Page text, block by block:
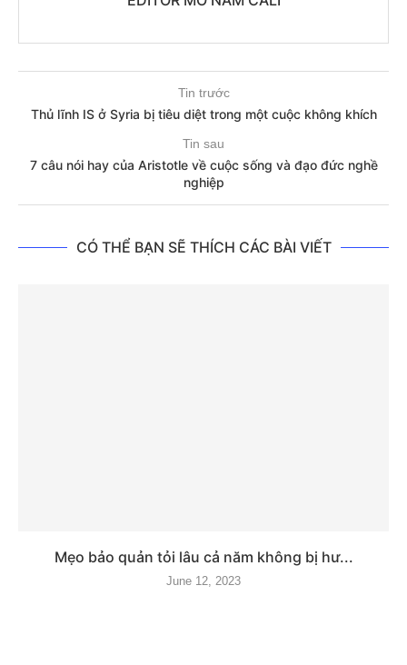
Tin trước
Thủ lĩnh IS ở Syria bị tiêu diệt trong một cuộc không khích
Tin sau
7 câu nói hay của Aristotle về cuộc sống và đạo đức nghề
nghiệp
CÓ THỂ BẠN SẼ THÍCH CÁC BÀI VIẾT
Mẹo bảo quản tỏi lâu cả năm không bị hư...
June 12, 2023